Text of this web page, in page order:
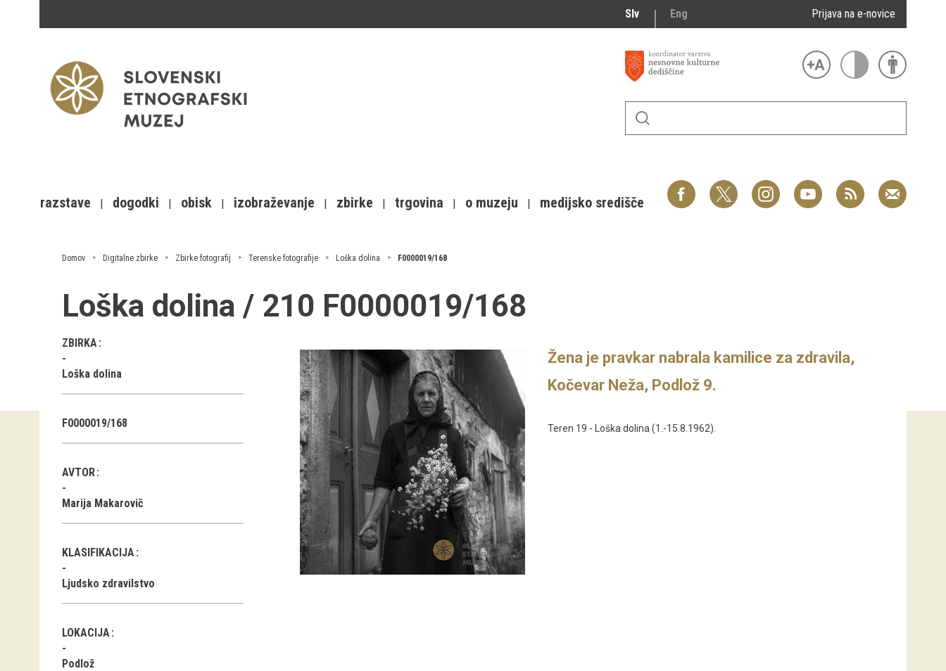
Slv Eng Prijava na e-novice
razstave dogodki obisk izobraževanje zbirke trgovina o muzeju medijsko središče
Domov Digitalne zbirke Zbirke fotografij Terenske fotografije Loška dolina F0000019/168
Loška dolina / 210 F0000019/168
ZBIRKA
Loška dolina
F0000019/168
AVTOR
Marija Makarovič
KLASIFIKACIJA
Ljudsko zdravilstvo
LOKACIJA
Podlož
Žena je pravkar nabrala kamilice za zdravila,
Kočevar Neža, Podlož 9.
Teren 19 - Loška dolina (1.-15.8.1962).